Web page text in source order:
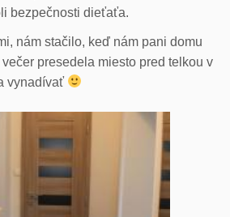
bezpečnosti dieťaťa.
nám stačilo, keď nám pani domu
presedela miesto pred telkou v
vynadívať